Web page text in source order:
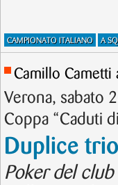
CAMPIONATO ITALIANO A
Camillo Cametti
Verona, sabato
Coppa “Caduti
Duplice
Poker del